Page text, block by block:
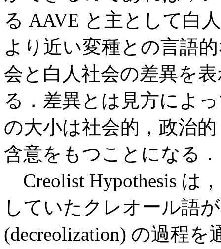
る AAVE と主として白
より近い変種との言語
会と白人社会の差異を
る．差異とは見方によ
の大小は社会的，政治
含意をもつことになる．
Creolist Hypothesis は
していたクレオール語
(decreolization) の過程